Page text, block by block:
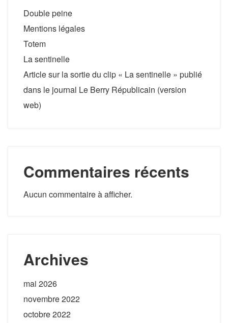
Double peine
Mentions légales
Totem
La sentinelle
Article sur la sortie du clip « La sentinelle » publié
dans le journal Le Berry Républicain (version
web)
Commentaires récents
Aucun commentaire à afficher.
Archives
mai 2026
novembre 2022
octobre 2022